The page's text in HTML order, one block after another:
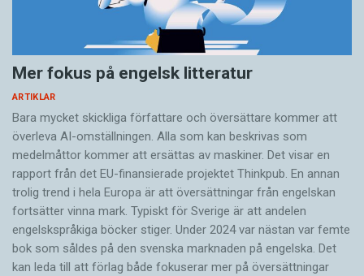
Mer fokus på engelsk litteratur
ARTIKLAR
Bara mycket skickliga författare och översättare ­kommer att
överleva AI-omställningen. Alla som kan beskrivas som
medelmåttor kommer att ersättas av maskiner. Det visar en
rapport från det EU-finansierade projektet Thinkpub. En annan
trolig trend i hela Europa är att översättningar från engelskan
fortsätter vinna mark. Typiskt för Sverige är att andelen
engelskspråkiga böcker stiger. Under 2024 var nästan var femte
bok som såldes på den svenska marknaden på engelska. Det
kan leda till att förlag både fokuserar mer på översättningar